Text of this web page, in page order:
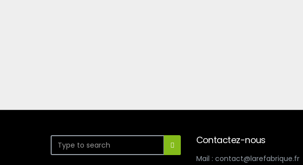
Contactez-nous
Mail : contact@larefabrique.fr